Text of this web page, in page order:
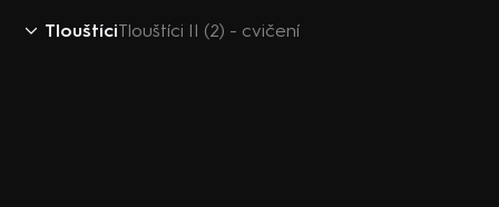
TlouštíciTlouštíci II (2) - cvičení